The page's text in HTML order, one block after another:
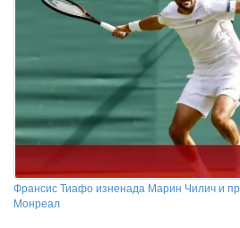
Франсис Тиафо изненада Марин Чилич и
Монреал